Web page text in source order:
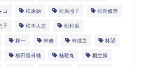
コ 松原始 松原照子 松岡修造
子 松本人志 松村卓
林一 林修 林成之 林望
柳田理科雄 桂歌丸 桐生操